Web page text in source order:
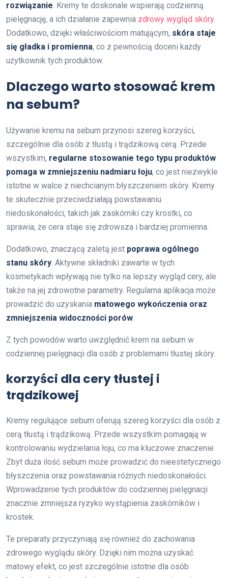
rozwiązanie. Kremy te doskonale wspierają codzienną
pielęgnację, a ich działanie zapewnia zdrowy wygląd skóry.
Dodatkowo, dzięki właściwościom matującym, skóra staje
się gładka i promienna, co z pewnością doceni każdy
użytkownik tych produktów.
Dlaczego warto stosować krem
na sebum?
Używanie kremu na sebum przynosi szereg korzyści,
szczególnie dla osób z tłustą i trądzikową cerą. Przede
wszystkim, regularne stosowanie tego typu produktów
pomaga w zmniejszeniu nadmiaru łoju, co jest niezwykle
istotne w walce z niechcianym błyszczeniem skóry. Kremy
te skutecznie przeciwdziałają powstawaniu
niedoskonałości, takich jak zaskórniki czy krostki, co
sprawia, że cera staje się zdrowsza i bardziej promienna.
Dodatkowo, znaczącą zaletą jest poprawa ogólnego
stanu skóry. Aktywne składniki zawarte w tych
kosmetykach wpływają nie tylko na lepszy wygląd cery, ale
także na jej zdrowotne parametry. Regularna aplikacja może
prowadzić do uzyskania matowego wykończenia oraz
zmniejszenia widoczności porów.
Z tych powodów warto uwzględnić krem na sebum w
codziennej pielęgnacji dla osób z problemami tłustej skóry.
korzyści dla cery tłustej i
trądzikowej
Kremy regulujące sebum oferują szereg korzyści dla osób z
cerą tłustą i trądzikową. Przede wszystkim pomagają w
kontrolowaniu wydzielania łoju, co ma kluczowe znaczenie.
Zbyt duża ilość sebum może prowadzić do nieestetycznego
błyszczenia oraz powstawania różnych niedoskonałości.
Wprowadzenie tych produktów do codziennej pielęgnacji
znacznie zmniejsza ryzyko wystąpienia zaskórników i
krostek.
Te preparaty przyczyniają się również do zachowania
zdrowego wyglądu skóry. Dzięki nim można uzyskać
matowy efekt, co jest szczególnie istotne dla osób